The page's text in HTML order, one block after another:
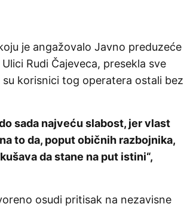
je angažovalo Javno preduzeće
Rudi Čajeveca, presekla sve
korisnici tog operatera ostali bez
sada najveću slabost, jer vlast
to da, poput običnih razbojnika,
da stane na put istini“,
osudi pritisak na nezavisne